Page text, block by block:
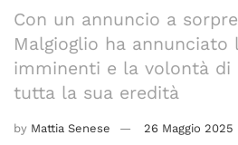
Con un annuncio a
Malgioglio ha annunciato
imminenti e la volontà di
tutta la sua eredità
by Mattia Senese 26 Maggio 2025